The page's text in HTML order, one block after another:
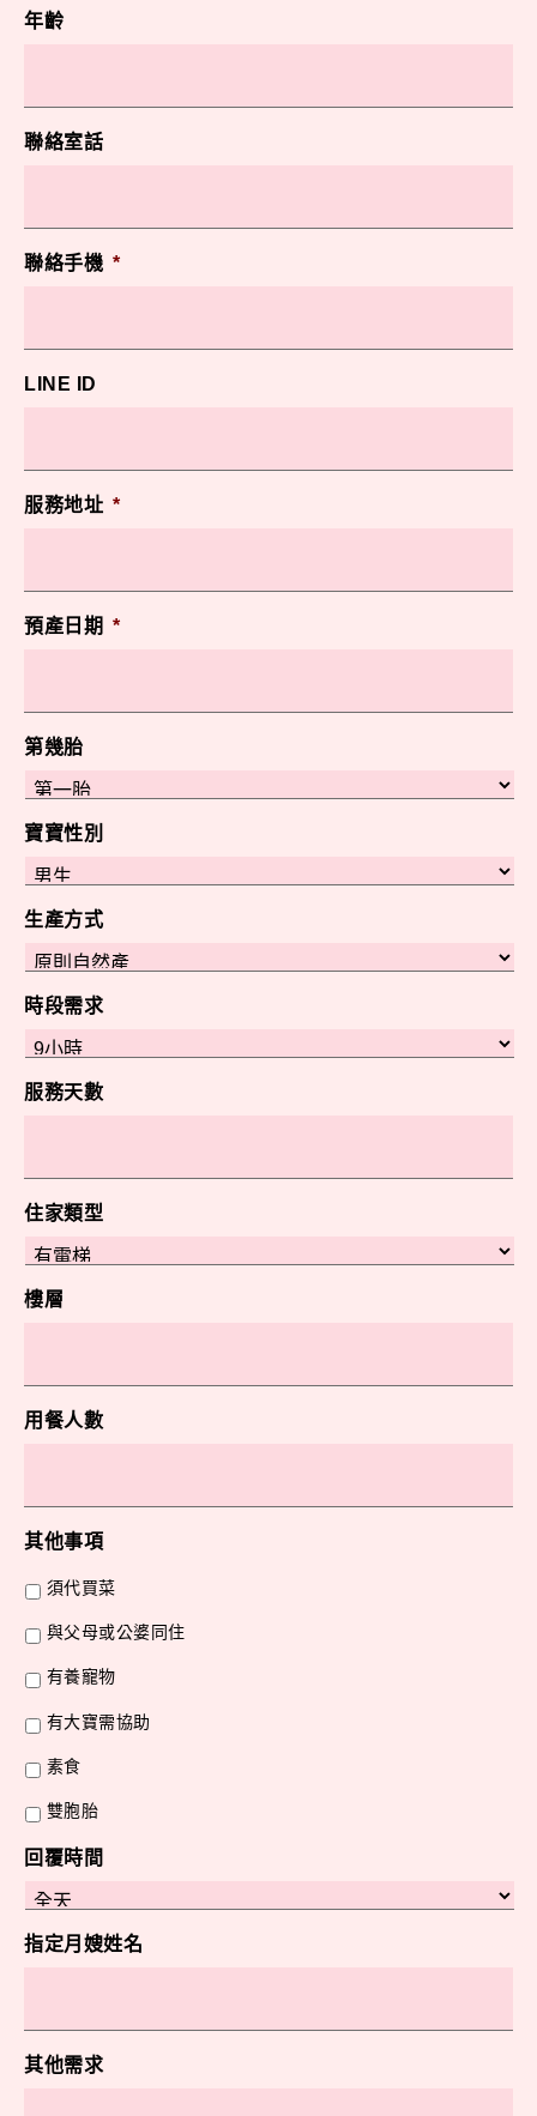
年齡
聯絡室話
聯絡手機 *
LINE ID
服務地址 *
預產日期 *
第幾胎
寶寶性別
生產方式
時段需求
服務天數
住家類型
樓層
用餐人數
其他事項
須代買菜
與父母或公婆同住
有養寵物
有大寶需協助
素食
雙胞胎
回覆時間
指定月嫂姓名
其他需求